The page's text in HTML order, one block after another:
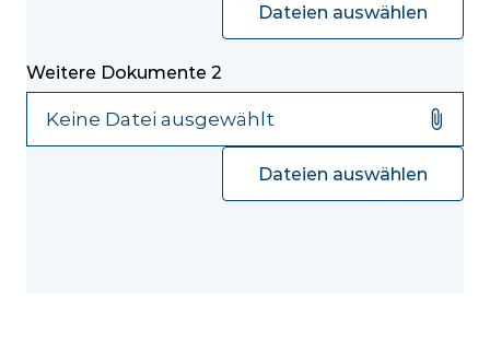
Dateien auswählen
Weitere Dokumente 2
Dateien auswählen